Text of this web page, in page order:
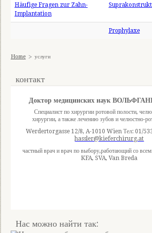
Häufige Fragen zur Zahn-
Implantation
Prophylaxe
Home услуги
контакт
Доктор медицинских наук
Специалист по хирургии ротовой полости,
хирургии, а также лечению зубов и челюстно-
Werdertorgasse 12/8, A-1010 Wien Тел: 01/533
hassler@kieferchirurg.at
частный врач и врач по выбору,работающий со
KFA, SVA, Van Breda
Нас можно найти так: